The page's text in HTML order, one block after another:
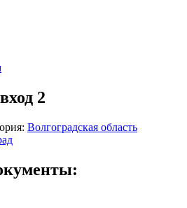
2
Волгоградская область